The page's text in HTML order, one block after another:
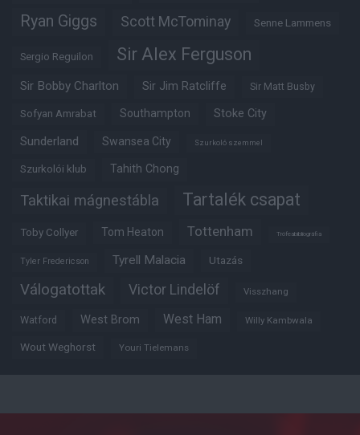
Ryan Giggs Scott McTominay Senne Lammens
Sergio Reguilon Sir Alex Ferguson
Sir Bobby Charlton Sir Jim Ratcliffe Sir Matt Busby
Sofyan Amrabat Southampton Stoke City
Sunderland Swansea City Szurkoló szemmel
Szurkolói klub Tahith Chong
Taktikai mágnestábla Tartalék csapat
Toby Collyer Tom Heaton Tottenham Trófeabibliográfia
Tyler Fredericson Tyrell Malacia Utazás
Válogatottak Victor Lindelöf Visszhang
Watford West Brom West Ham Willy Kambwala
Wout Weghorst Youri Tielemans